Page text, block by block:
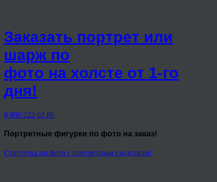
Заказать портрет или
шарж по
фото на холсте от 1-го
дня!
8 800 222 02 86
Портретные фигурки по фото на заказ!
Статуэтка по фото с портретным сходством!